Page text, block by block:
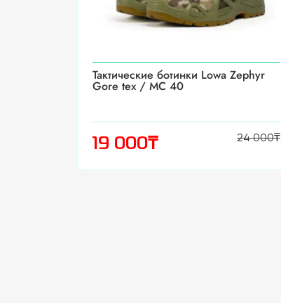
Тактические ботинки Lowa Zephyr
Gore tex / MC 40
19 000₸ 24 000₸